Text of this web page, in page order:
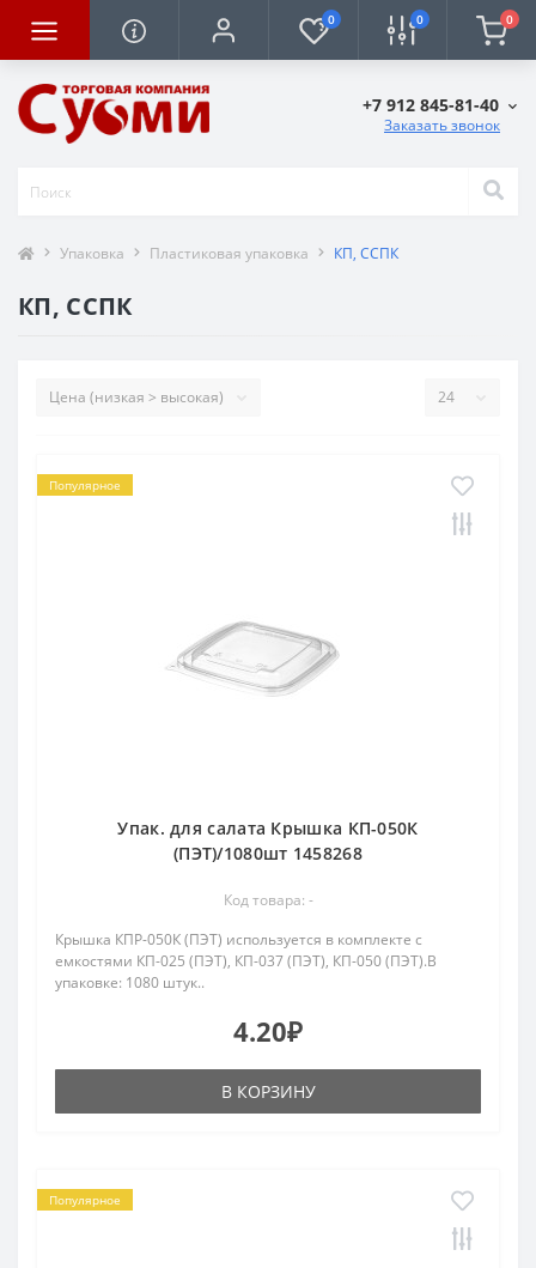
0 0 0
+7 912 845-81-40
Заказать звонок
Упаковка Пластиковая упаковка КП, ССПК
КП, ССПК
Популярное
Упак. для салата Крышка КП-050К
(ПЭТ)/1080шт 1458268
Код товара: -
Крышка КПР-050К (ПЭТ) используется в комплекте с
емкостями КП-025 (ПЭТ), КП-037 (ПЭТ), КП-050 (ПЭТ).В
упаковке: 1080 штук..
4.20₽
В КОРЗИНУ
Популярное